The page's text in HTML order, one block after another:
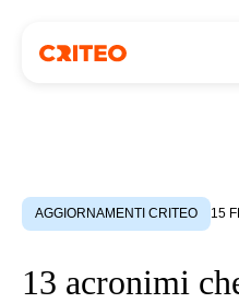
AGGIORNAMENTI CRITEO 15
13 acronimi